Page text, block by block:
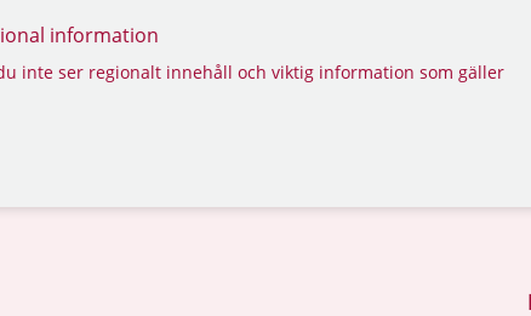
information
inte ser regionalt innehåll och viktig information som gäller